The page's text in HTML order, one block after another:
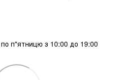
п"ятницю з 10:00 до 19:00